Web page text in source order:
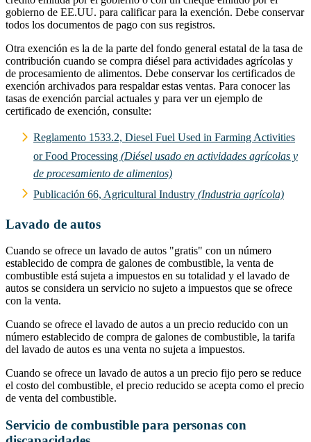
gobierno de EE.UU. para calificar para la exención. Debe conservar
todos los documentos de pago con sus registros.
Otra exención es la de la parte del fondo general estatal de la tasa de
contribución cuando se compra diésel para actividades agrícolas y
de procesamiento de alimentos. Debe conservar los certificados de
exención archivados para respaldar estas ventas. Para conocer las
tasas de exención parcial actuales y para ver un ejemplo de
certificado de exención, consulte:
Reglamento 1533.2, Diesel Fuel Used in Farming Activities
or Food Processing (Diésel usado en actividades agrícolas y
de procesamiento de alimentos)
Publicación 66, Agricultural Industry (Industria agrícola)
Lavado de autos
Cuando se ofrece un lavado de autos "gratis" con un número
establecido de compra de galones de combustible, la venta de
combustible está sujeta a impuestos en su totalidad y el lavado de
autos se considera un servicio no sujeto a impuestos que se ofrece
con la venta.
Cuando se ofrece el lavado de autos a un precio reducido con un
número establecido de compra de galones de combustible, la tarifa
del lavado de autos es una venta no sujeta a impuestos.
Cuando se ofrece un lavado de autos a un precio fijo pero se reduce
el costo del combustible, el precio reducido se acepta como el precio
de venta del combustible.
Servicio de combustible para personas con